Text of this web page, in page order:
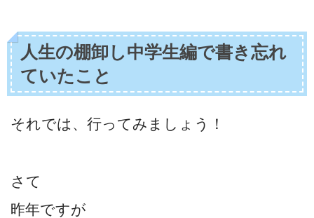
人生の棚卸し中学生編で書き忘れ
ていたこと
それでは、行ってみましょう！
さて
昨年ですが